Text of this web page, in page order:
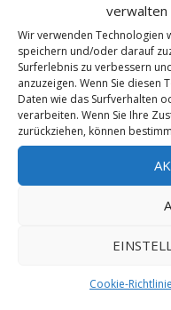
verwalten
Wir verwenden Technologien
speichern und/oder darauf
Surferlebnis zu verbessern
anzuzeigen. Wenn Sie diesen
Daten wie das Surfverhalten
verarbeiten. Wenn Sie Ihre
zurückziehen, können
Cookie-Richtlinie
12. Dezember 2024
Megos and
19. November 2019